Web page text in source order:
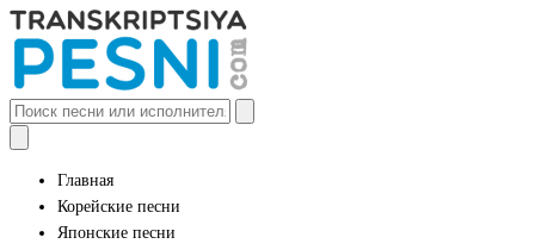
Главная
Корейские песни
Японские песни